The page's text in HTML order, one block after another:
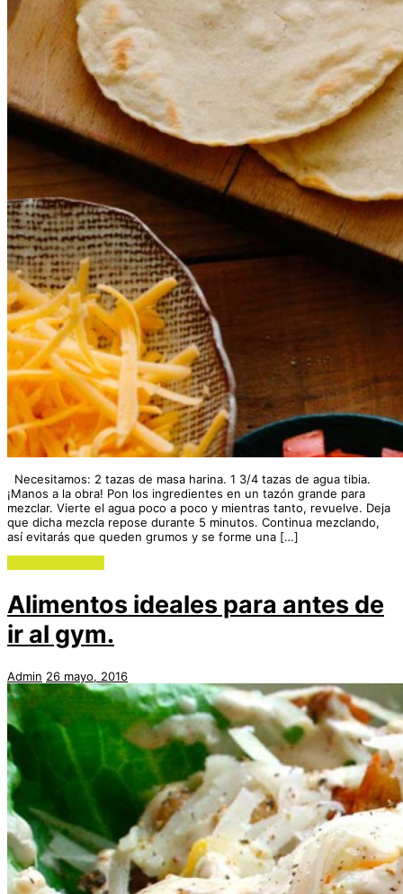
Necesitamos: 2 tazas de masa harina. 1 3/4 tazas de agua tibia.
¡Manos a la obra! Pon los ingredientes en un tazón grande para
mezclar. Vierte el agua poco a poco y mientras tanto, revuelve. Deja
que dicha mezcla repose durante 5 minutos. Continua mezclando,
así evitarás que queden grumos y se forme una […]
Alimentos ideales para antes de
ir al gym.
Admin 26 mayo, 2016